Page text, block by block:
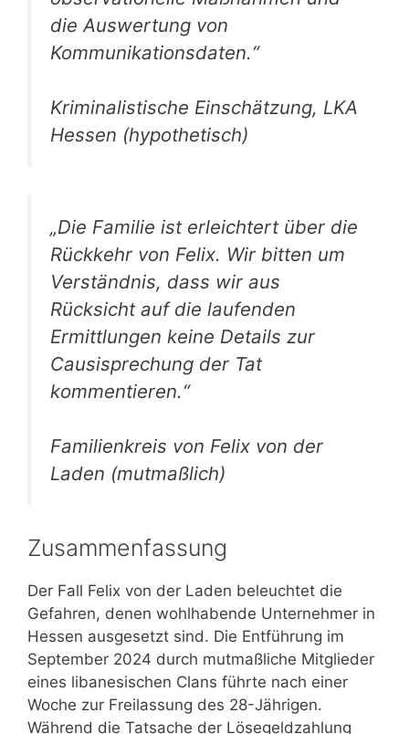
die Auswertung von
Kommunikationsdaten.“
Kriminalistische Einschätzung, LKA
Hessen (hypothetisch)
„Die Familie ist erleichtert über die
Rückkehr von Felix. Wir bitten um
Verständnis, dass wir aus
Rücksicht auf die laufenden
Ermittlungen keine Details zur
Causisprechung der Tat
kommentieren.“
Familienkreis von Felix von der
Laden (mutmaßlich)
Zusammenfassung
Der Fall Felix von der Laden beleuchtet die
Gefahren, denen wohlhabende Unternehmer in
Hessen ausgesetzt sind. Die Entführung im
September 2024 durch mutmaßliche Mitglieder
eines libanesischen Clans führte nach einer
Woche zur Freilassung des 28-Jährigen.
Während die Tatsache der Lösegeldzahlung